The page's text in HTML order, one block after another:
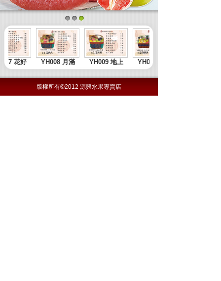
1 2 3
版權所有©2012 源興水果專賣店